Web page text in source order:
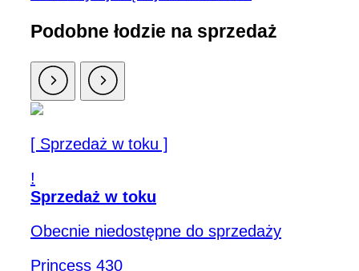
Podobne łodzie na sprzedaż
[ Sprzedaż w toku ]
!
Sprzedaż w toku
Obecnie niedostępne do sprzedaży
Princess 430